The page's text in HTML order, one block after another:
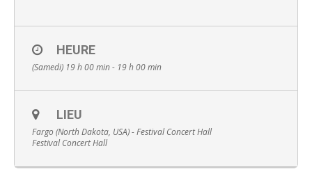
Français
HEURE
(Samedi) 19 h 00 min - 19 h 00 min
LIEU
Fargo (North Dakota, USA) - Festival Concert Hall
Festival Concert Hall